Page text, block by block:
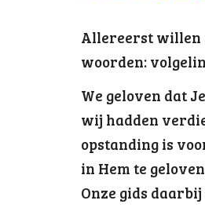
Allereerst willen
woorden:
We geloven dat
wij hadden
opstanding is
in Hem te
Onze gids daarbij